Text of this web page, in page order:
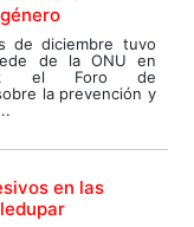
de diciembre tuvo
de la ONU en
el Foro de
la prevención y
en las